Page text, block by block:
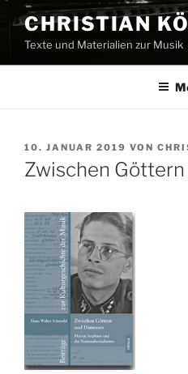
Inhalt
springen
CHRISTIAN
Texte und Materialien zur Musik
VERÖFFENTLICHT
AM
10. JANUAR 2019 VON
Zwischen